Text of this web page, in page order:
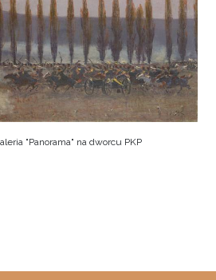
"Panorama" na dworcu PKP